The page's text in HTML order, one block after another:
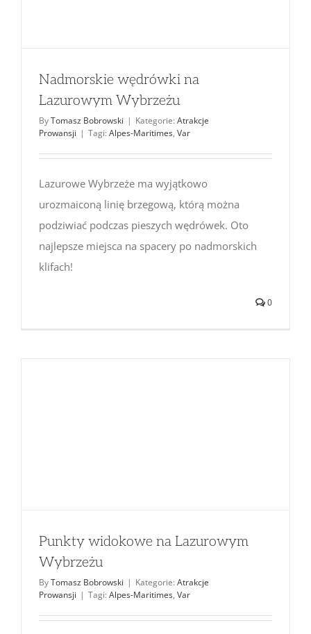
Nadmorskie wędrówki na
Lazurowym Wybrzeżu
ByTomasz Bobrowski | Kategorie: Atrakcje
Prowansji | Tagi: Alpes-Maritimes, Var
Lazurowe Wybrzeże ma wyjątkowo
urozmaiconą linię brzegową, którą można
podziwiać podczas pieszych wędrówek. Oto
najlepsze miejsca na spacery po nadmorskich
klifach!
0
Punkty widokowe na Lazurowym
Wybrzeżu
ByTomasz Bobrowski | Kategorie: Atrakcje
Prowansji | Tagi: Alpes-Maritimes, Var